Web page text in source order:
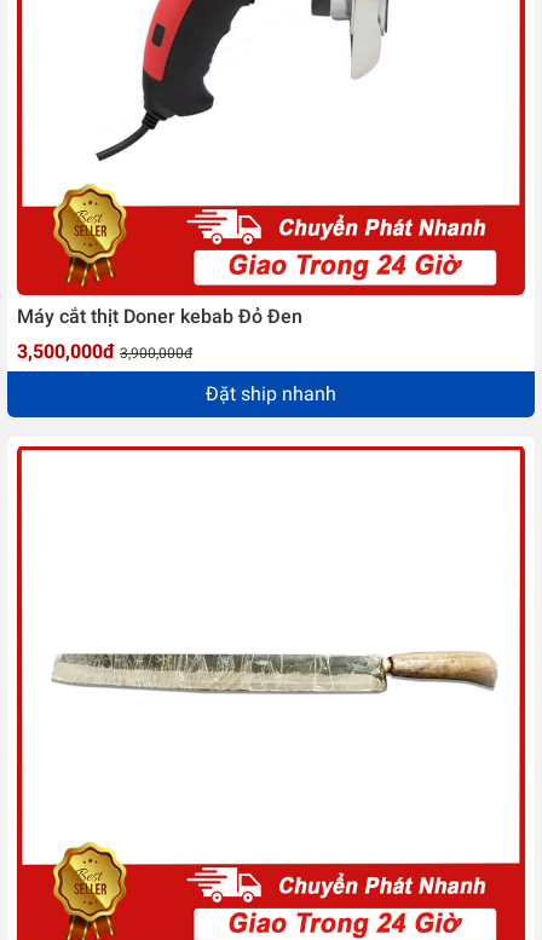
Máy cắt thịt Doner kebab Đỏ Đen
3,500,000đ 3,900,000đ
Đặt ship nhanh